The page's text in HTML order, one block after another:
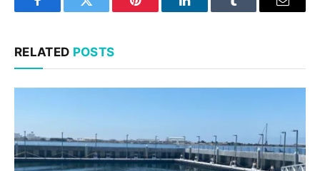
FacebookTwitter Pinterest LinkedInTumblr Email
RELATED POSTS